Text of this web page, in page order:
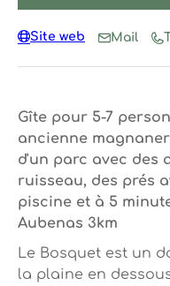
Gîte pour 5-7
ancienne
d'un parc avec des
ruisseau, des prés
piscine et à 5
Aubenas 3km
Le Bosquet est un
la plaine en
Site web Mail